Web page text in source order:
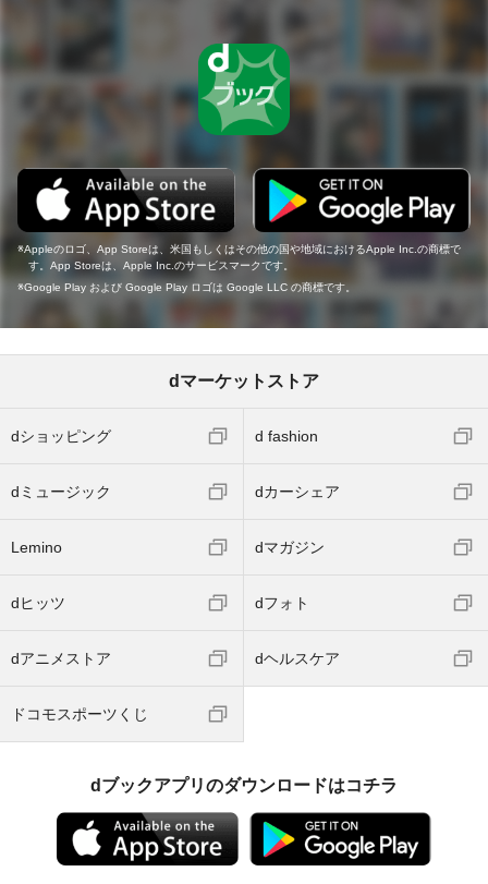
Appleのロゴ、App Storeは、米国もしくはその他の国や地域におけるApple Inc.の商標で
す。App Storeは、Apple Inc.のサービスマークです。
Google Play および Google Play ロゴは Google LLC の商標です。
dマーケットストア
dショッピング d fashion
dミュージック dカーシェア
Lemino dマガジン
dヒッツ dフォト
dアニメストア dヘルスケア
ドコモスポーツくじ
dブックアプリのダウンロードはコチラ